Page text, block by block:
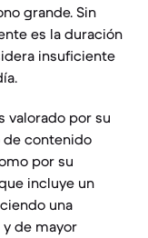
grande. Sin
es la duración
insuficiente
valorado por su
de contenido
por su
incluye un
una
de mayor